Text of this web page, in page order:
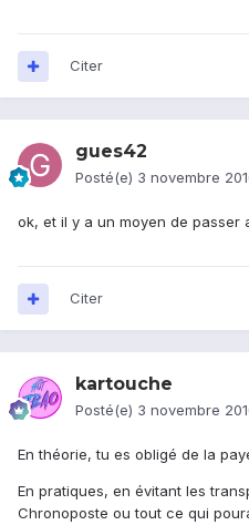
Citer
gues42
Posté(e) 3 novembre
ok, et il y a un moyen de passer
Citer
kartouche
Posté(e) 3 novembre
En théorie, tu es obligé de la
En pratiques, en évitant les
Chronoposte ou tout ce qui